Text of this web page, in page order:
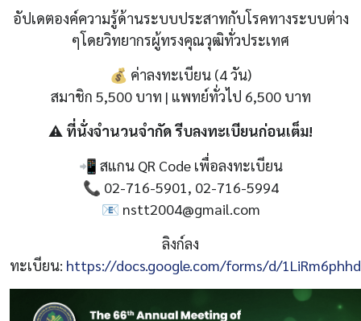
อัปเดตองค์ความรู้ด้านระบบประสาทกับโรคทางระบบต่าง
ๆโดยวิทยากรผู้ทรงคุณวุฒิทั่วประเทศ
💰 ค่าลงทะเบียน (4 วัน)
สมาชิก 5,500 บาท | แพทย์ทั่วไป 6,500 บาท
⚠️ ที่นั่งจำนวนจำกัด รีบลงทะเบียนก่อนเต็ม!
📲 สแกน QR Code เพื่อลงทะเบียน
📞 02-716-5901, 02-716-5994
📧 nstt2004@gmail.com
ลิงก์ลง
ทะเบียน: https://docs.google.com/forms/d/